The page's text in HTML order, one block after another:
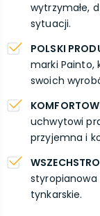
wytrzymałe,
sytuacji.
POLSKI
marki Painto,
swoich
uchwytowi
przyjemna i
styropianowa
tynkarskie.